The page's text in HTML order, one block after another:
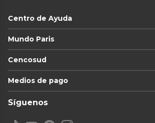
Centro de Ayuda
Mundo Paris
Cencosud
Medios de pago
Síguenos